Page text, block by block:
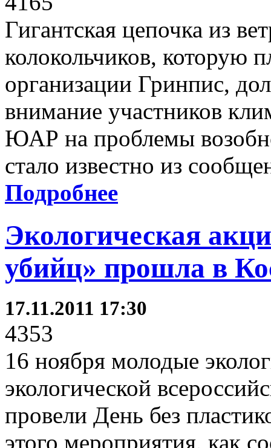
Гигантская цепочка из
колокольчиков, которую
организации Гринпис,
внимание участников
ЮАР на проблемы
стало известно из
Подробнее
Экологическая
убийц» прошла в
17.11.2011 17:30
4353
16 ноября молодые
экологической
провели День без
этого мероприятия, как